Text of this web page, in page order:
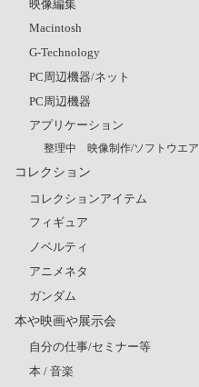
映像編集
Macintosh
G-Technology
PC周辺機器/ネット
PC周辺機器
アプリケーション
整理中 映像制作/ソフトウエア
コレクション
コレクションアイテム
フィギュア
ノベルティ
アニメネタ
ガンダム
本や映画や展示会
自分の仕事/セミナー等
本 / 音楽